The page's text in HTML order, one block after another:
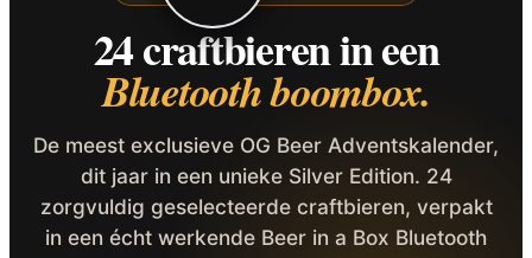
24 craftbieren in een
Bluetooth boombox.
De meest exclusieve OG Beer Adventskalender,
dit jaar in een unieke Silver Edition. 24
zorgvuldig geselecteerde craftbieren, verpakt
in een écht werkende Beer in a Box Bluetooth